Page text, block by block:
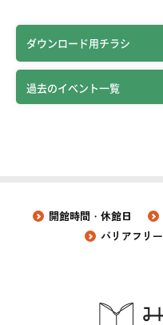
ダウンロード用チラシ
過去のイベント一覧
開館時間・休館日
バリアフリー